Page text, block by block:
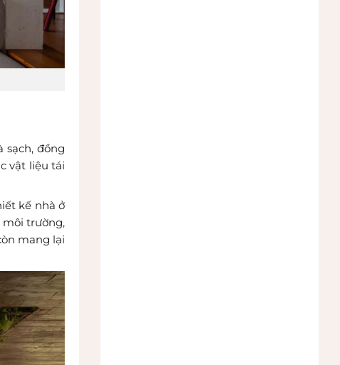
sạch, đồng
vật liệu tái
kế nhà ở
môi trường,
mang lại